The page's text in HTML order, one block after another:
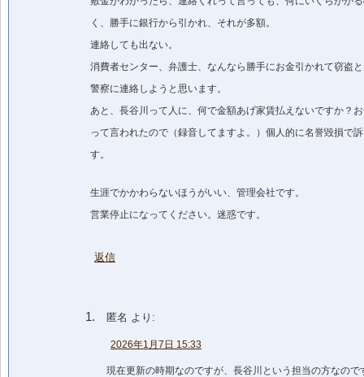
く、勝手に銀行から引かれ、それが多額。
連絡しても出ない。
消費者センター、弁護士、なんなら勝手にお金引かれて窃盗
警察に連絡しようと思います。
あと、長谷川って人に、何で金額あげ家賃払えないですか？
って言われたので（録音してますよ。）個人的に名誉毀損で
す。
生涯でかかわらないほうがいい、管理会社です。
営業停止になってください。迷惑です。
返信
匿名 より:
2026年1月7日 15:33
現在更新の時期なのですが、長谷川という担当の方なので